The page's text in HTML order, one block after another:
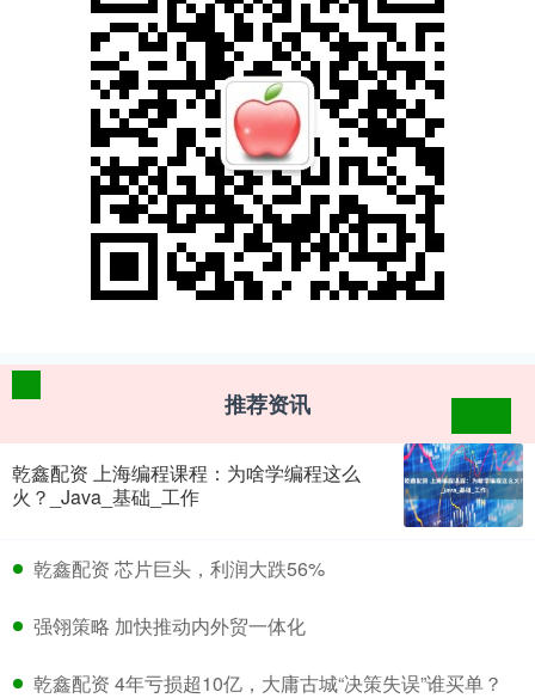
推荐资讯
乾鑫配资 上海编程课程：为啥学编程这么
火？_Java_基础_工作
​乾鑫配资 芯片巨头，利润大跌56%
​强翎策略 加快推动内外贸一体化
​乾鑫配资 4年亏损超10亿，大庸古城“决策失误”谁买单？